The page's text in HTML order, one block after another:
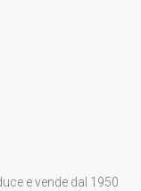
e vende dal 1950